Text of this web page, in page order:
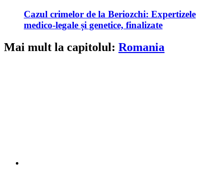
Cazul crimelor de la Beriozchi: Expertizele
medico-legale și genetice, finalizate
Mai mult la capitolul: Romania